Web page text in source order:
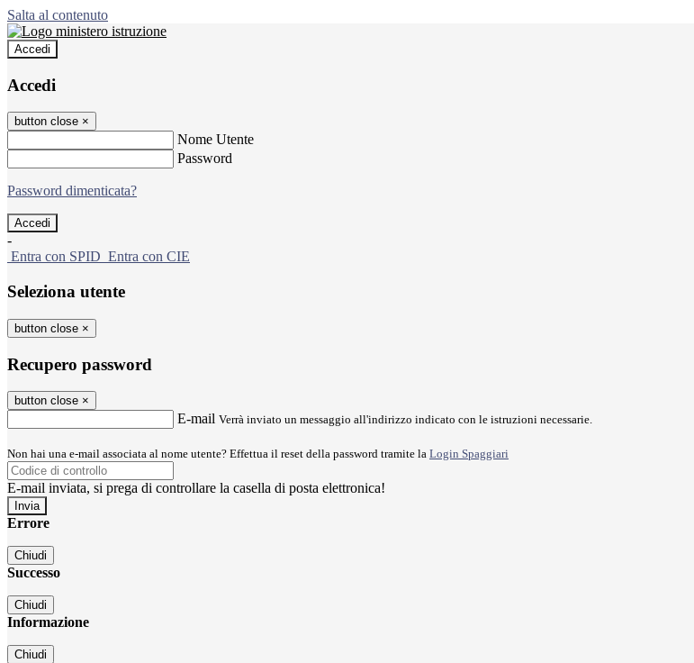
Salta al contenuto
Accedi
Accedi
button close ×
Nome Utente
Password
Password dimenticata?
-
Entra con SPID Entra con CIE
Seleziona utente
button close ×
Recupero password
button close ×
E-mail Verrà inviato un messaggio all'indirizzo indicato con le istruzioni necessarie.
Non hai una e-mail associata al nome utente? Effettua il reset della password tramite la Login Spaggiari
E-mail inviata, si prega di controllare la casella di posta elettronica!
Errore
Chiudi
Successo
Chiudi
Informazione
Chiudi